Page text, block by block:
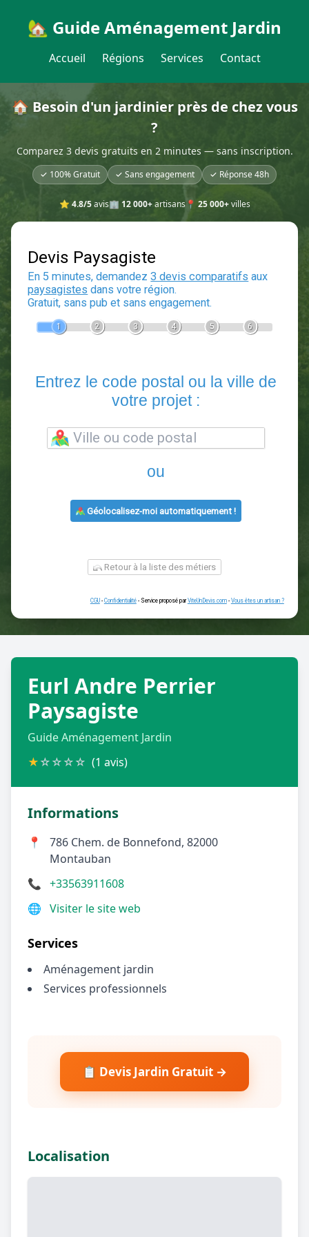
🏡 Guide Aménagement Jardin
Accueil Régions Services Contact
🏠 Besoin d'un jardinier près de chez vous
?
Comparez 3 devis gratuits en 2 minutes — sans inscription.
✓ 100% Gratuit ✓ Sans engagement ✓ Réponse 48h
⭐ 4.8/5avis🏢 12 000+artisans📍 25 000+villes
Devis Paysagiste
En 5 minutes, demandez3 devis comparatifs
2 3
Entrez le code postal ou la
ou
Retour à la liste des métiers
Confidentialité
Eurl Andre Perrier
Paysagiste
Guide Aménagement Jardin
★☆☆☆☆ (1 avis)
Informations
📍
786 Chem. de Bonnefond, 82000
Montauban
📞 +33563911608
🌐 Visiter le site web
Services
Aménagement jardin
Services professionnels
📋 Devis Jardin Gratuit →
Localisation